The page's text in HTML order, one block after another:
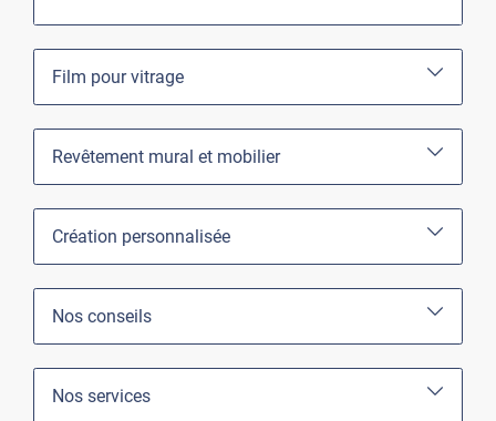
Film pour vitrage
Revêtement mural et mobilier
Création personnalisée
Nos conseils
Nos services